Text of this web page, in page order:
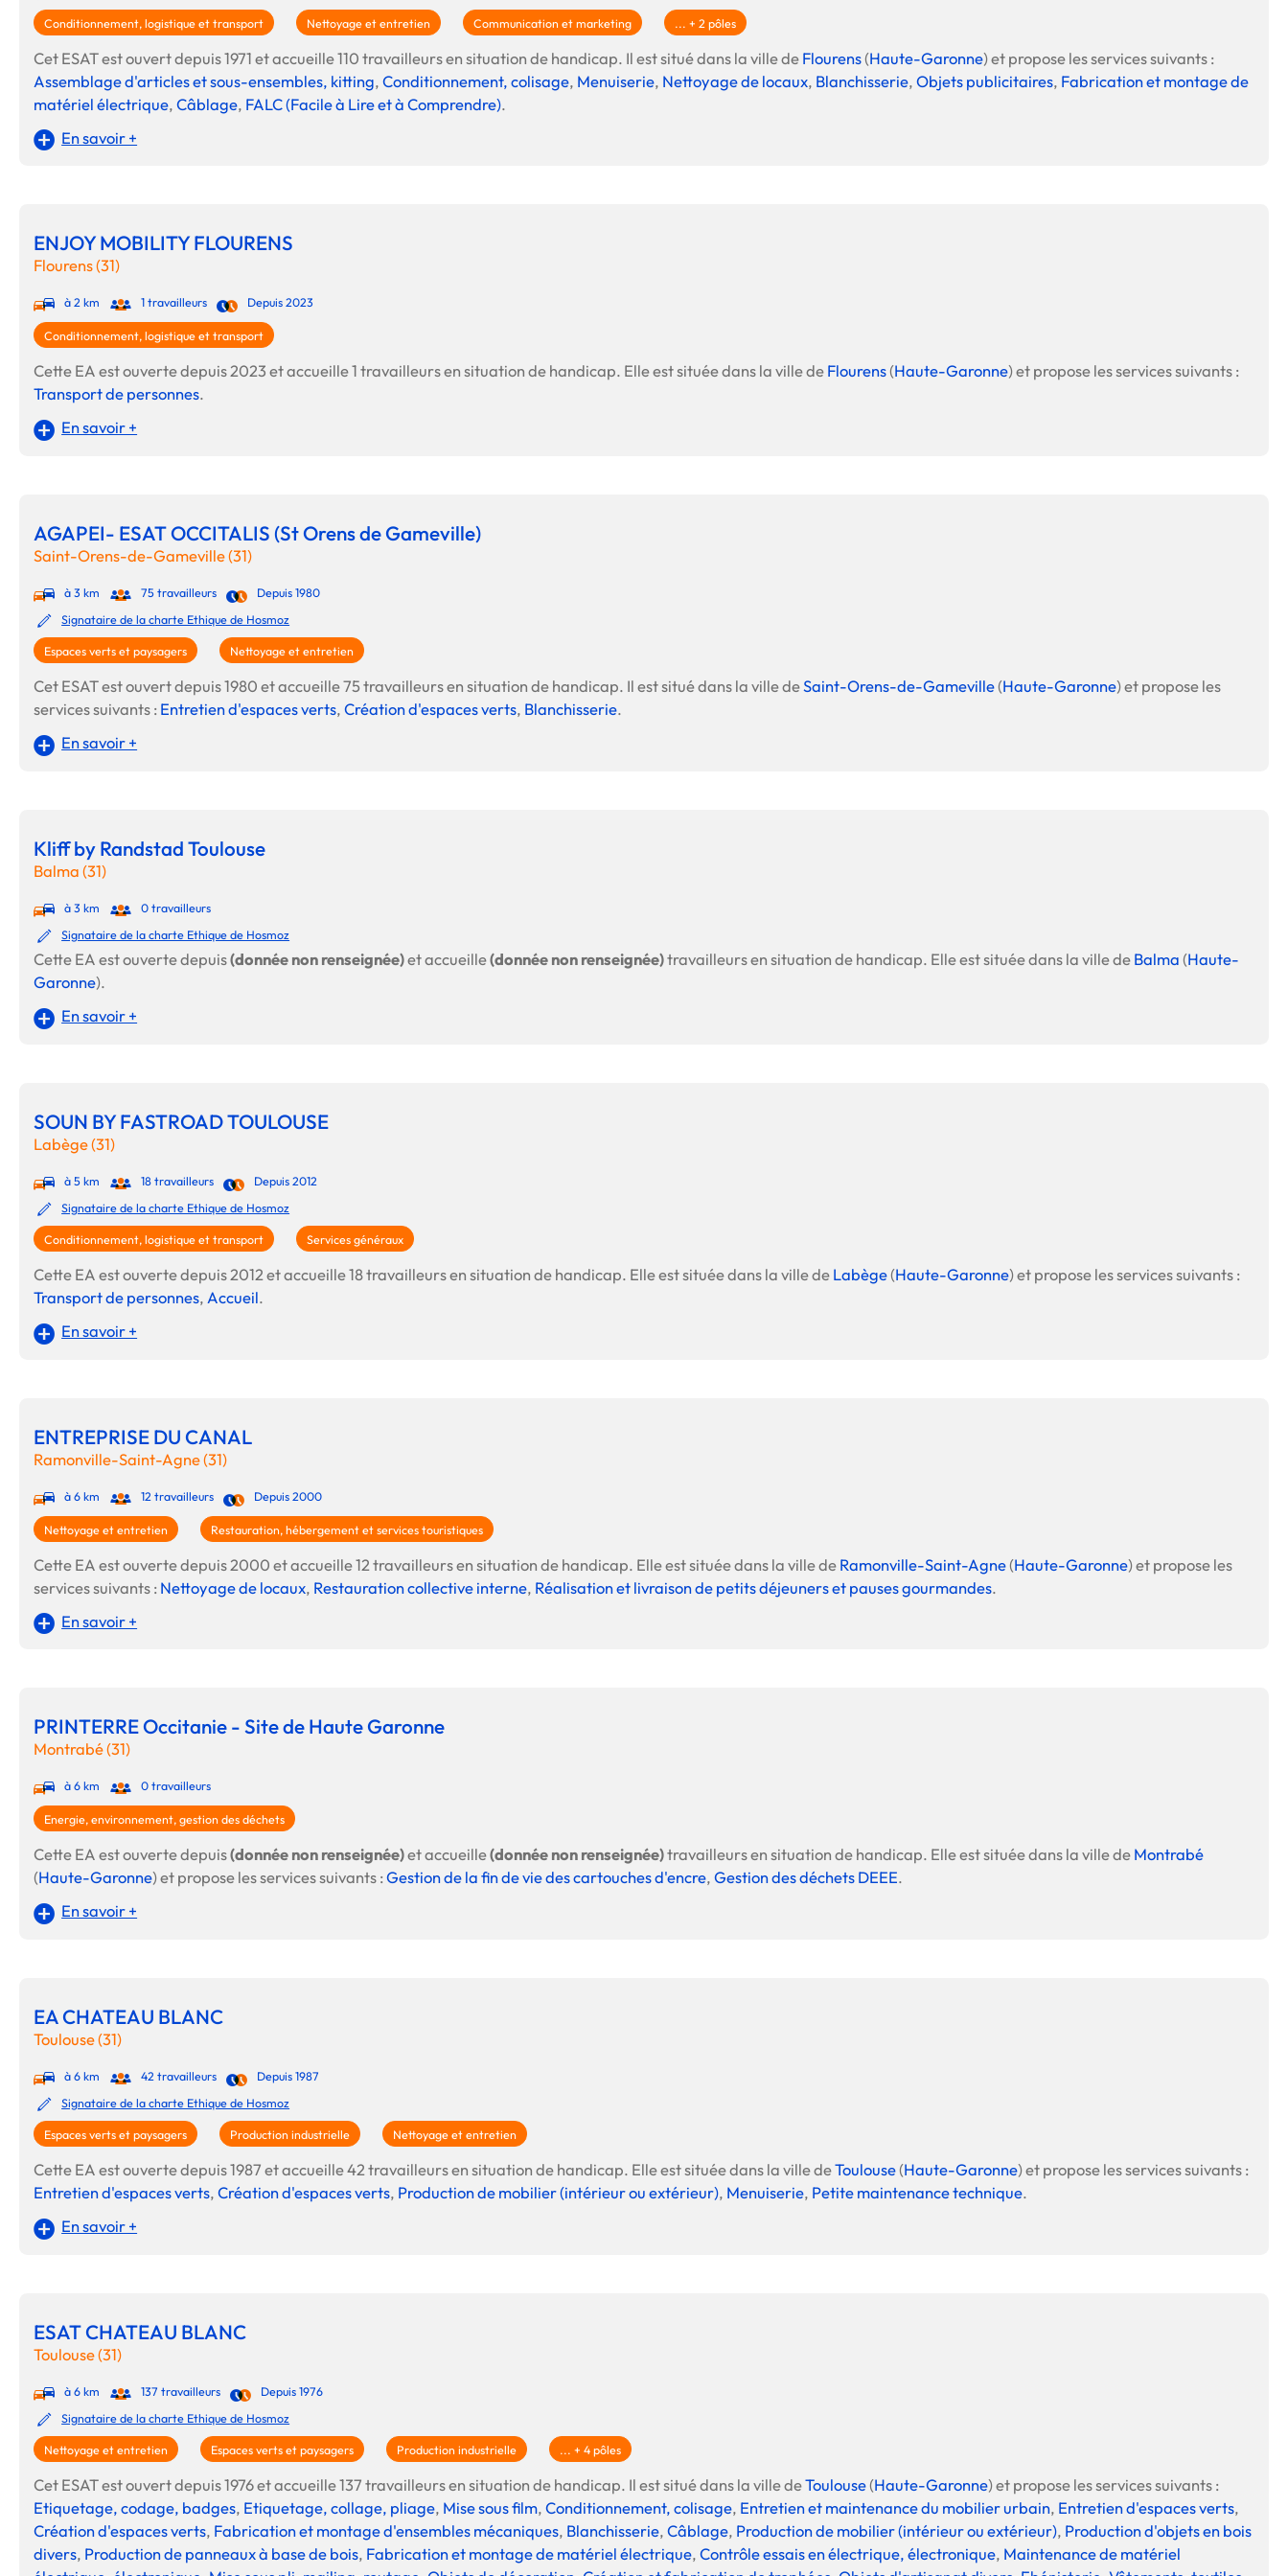
Offre spéciale Groupement
Vos services enrichis
Conditionnement, logistique et transport Nettoyage et entretien Communication et marketing ... + 2 pôles
Cet ESAT est ouvert depuis 1971 et accueille 110 travailleurs en situation de handicap. Il est situé dans la ville deFlourens(Haute-Garonne) et propose les services suivants :
Assemblage d'articles et sous-ensembles, kitting,Conditionnement, colisage, Menuiserie, Nettoyage de locaux, Blanchisserie,Objets publicitaires, Fabrication et montage de
matériel électrique,Câblage, FALC (Facile à Lire et à Comprendre).
En savoir +
ENJOY MOBILITY FLOURENS
Flourens (31)
à 2 km 1 travailleurs Depuis 2023
Conditionnement, logistique et transport
Cette EA est ouverte depuis 2023 et accueille 1 travailleurs en situation de handicap. Elle est située dans la ville deFlourens(Haute-Garonne) et propose les services suivants :
Transport de personnes.
En savoir +
AGAPEI- ESAT OCCITALIS (St Orens de Gameville)
Saint-Orens-de-Gameville (31)
à 3 km 75 travailleurs
Depuis 1980
Signataire de la charte Ethique de Hosmoz
Espaces verts et paysagers Nettoyage et entretien
Cet ESAT est ouvert depuis 1980 et accueille 75 travailleurs en situation de handicap. Il est situé dans la ville deSaint-Orens-de-Gameville(Haute-Garonne) et propose les
services suivants : Entretien d'espaces verts,Création d'espaces verts, Blanchisserie.
En savoir +
Kliff by Randstad Toulouse
Balma (31)
à 3 km
0 travailleurs
Signataire de la charte Ethique de Hosmoz
Cette EA est ouverte depuis(donnée non renseignée)et accueille(donnée non renseignée)travailleurs en situation de handicap. Elle est située dans la ville deBalma(Haute-
Garonne).
En savoir +
SOUN BY FASTROAD TOULOUSE
Labège (31)
à 5 km 18 travailleurs
Depuis 2012
Signataire de la charte Ethique de Hosmoz
Conditionnement, logistique et transport Services généraux
Cette EA est ouverte depuis 2012 et accueille 18 travailleurs en situation de handicap. Elle est située dans la ville deLabège(Haute-Garonne) et propose les services suivants :
Transport de personnes,Accueil.
En savoir +
ENTREPRISE DU CANAL
Ramonville-Saint-Agne (31)
à 6 km 12 travailleurs Depuis 2000
Nettoyage et entretien Restauration, hébergement et services touristiques
Cette EA est ouverte depuis 2000 et accueille 12 travailleurs en situation de handicap. Elle est située dans la ville deRamonville-Saint-Agne(Haute-Garonne) et propose les
services suivants : Nettoyage de locaux, Restauration collective interne, Réalisation et livraison de petits déjeuners et pauses gourmandes.
En savoir +
PRINTERRE Occitanie - Site de Haute Garonne
Montrabé (31)
à 6 km 0 travailleurs
Energie, environnement, gestion des déchets
Cette EA est ouverte depuis(donnée non renseignée)et accueille(donnée non renseignée)travailleurs en situation de handicap. Elle est située dans la ville deMontrabé
(Haute-Garonne) et propose les services suivants :Gestion de la fin de vie des cartouches d'encre,Gestion des déchets DEEE.
En savoir +
EA CHATEAU BLANC
Toulouse (31)
à 6 km 42 travailleurs
Depuis 1987
Signataire de la charte Ethique de Hosmoz
Espaces verts et paysagers Production industrielle Nettoyage et entretien
Cette EA est ouverte depuis 1987 et accueille 42 travailleurs en situation de handicap. Elle est située dans la ville deToulouse(Haute-Garonne) et propose les services suivants :
Entretien d'espaces verts,Création d'espaces verts, Production de mobilier (intérieur ou extérieur), Menuiserie, Petite maintenance technique.
En savoir +
ESAT CHATEAU BLANC
Toulouse (31)
à 6 km 137 travailleurs
Depuis 1976
Signataire de la charte Ethique de Hosmoz
Nettoyage et entretien Espaces verts et paysagers Production industrielle ... + 4 pôles
Cet ESAT est ouvert depuis 1976 et accueille 137 travailleurs en situation de handicap. Il est situé dans la ville deToulouse(Haute-Garonne) et propose les services suivants :
Etiquetage, codage, badges, Etiquetage, collage, pliage, Mise sous film,Conditionnement, colisage, Entretien et maintenance du mobilier urbain, Entretien d'espaces verts,
Création d'espaces verts, Fabrication et montage d'ensembles mécaniques, Blanchisserie,Câblage, Production de mobilier (intérieur ou extérieur), Production d'objets en bois
divers, Production de panneaux à base de bois, Fabrication et montage de matériel électrique,Contrôle essais en électrique, électronique, Maintenance de matériel